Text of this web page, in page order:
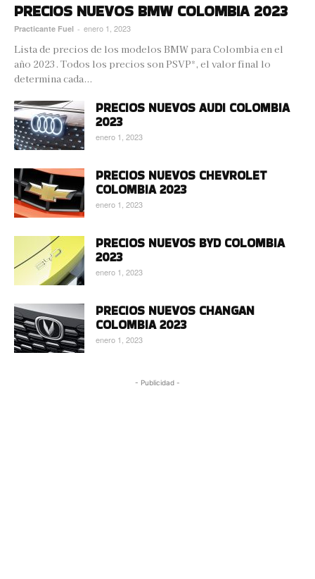
PRECIOS NUEVOS BMW COLOMBIA 2023
Practicante Fuel - enero 1, 2023
Lista de precios de los modelos BMW para Colombia en el
año 2023. Todos los precios son PSVP*, el valor final lo
determina cada...
PRECIOS NUEVOS AUDI COLOMBIA
2023
enero 1, 2023
PRECIOS NUEVOS CHEVROLET
COLOMBIA 2023
enero 1, 2023
PRECIOS NUEVOS BYD COLOMBIA
2023
enero 1, 2023
PRECIOS NUEVOS CHANGAN
COLOMBIA 2023
enero 1, 2023
- Publicidad -